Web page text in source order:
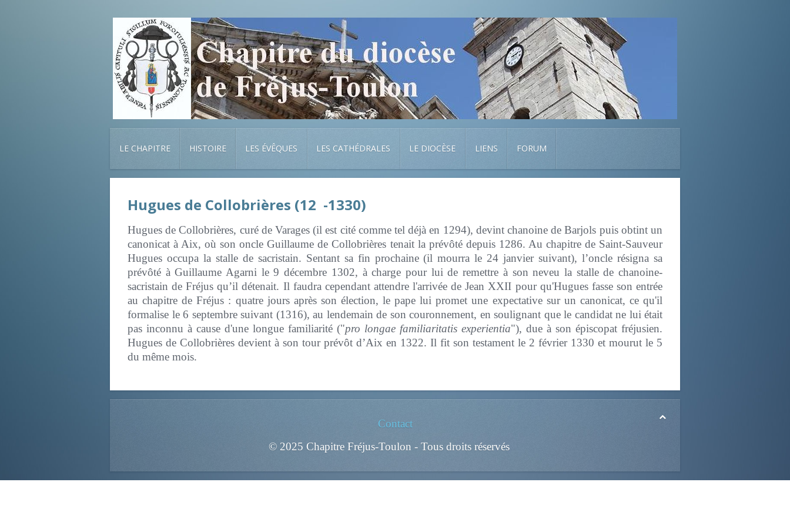
LE CHAPITRE HISTOIRE LES ÉVÊQUES LES CATHÉDRALES LE DIOCÈSE LIENS FORUM
Hugues de Collobrières (12 -1330)
Hugues de Collobrières, curé de Varages (il est cité comme tel déjà en 1294), devint chanoine de Barjols puis obtint un
canonicat à Aix, où son oncle Guillaume de Collobrières tenait la prévôté depuis 1286. Au chapitre de Saint-Sauveur
Hugues occupa la stalle de sacristain. Sentant sa fin prochaine (il mourra le 24 janvier suivant), l’oncle résigna sa
prévôté à Guillaume Agarni le 9 décembre 1302, à charge pour lui de remettre à son neveu la stalle de chanoine-
sacristain de Fréjus qu’il détenait. Il faudra cependant attendre l'arrivée de Jean XXII pour qu'Hugues fasse son entrée
au chapitre de Fréjus : quatre jours après son élection, le pape lui promet une expectative sur un canonicat, ce qu'il
formalise le 6 septembre suivant (1316), au lendemain de son couronnement, en soulignant que le candidat ne lui était
pas inconnu à cause d'une longue familiarité ("pro longae familiaritatis experientia"), due à son épiscopat fréjusien.
Hugues de Collobrières devient à son tour prévôt d’Aix en 1322. Il fit son testament le 2 février 1330 et mourut le 5
du même mois.
Contact
© 2025 Chapitre Fréjus-Toulon - Tous droits réservés